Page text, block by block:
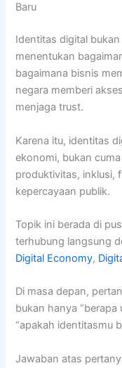
Baru
Identitas digital
menentukan
bagaimana bisnis
negara memberi
menjaga trust.
Karena itu, identitas
ekonomi, bukan
produktivitas, inklusi,
kepercayaan publik.
Topik ini berada di
terhubung langsung
Digital Economy,
Di masa depan,
bukan hanya
“apakah identitasmu
Jawaban atas